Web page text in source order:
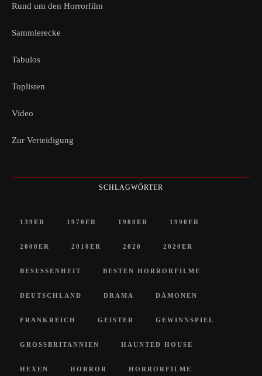
Rund um den Horrorfilm
Sammlerecke
Tabulos
Toplisten
Video
Zur Verteidigung
SCHLAGWÖRTER
139ER 1970ER 1980ER 1990ER
2000ER 2010ER 2020 2020ER
BESESSENHEIT BESTEN HORRORFILME
DEUTSCHLAND DRAMA DÄMONEN
FRANKREICH GEISTER GEWINNSPIEL
GROSSBRITANNIEN HAUNTED HOUSE
HEXEN HORROR HORRORFILME